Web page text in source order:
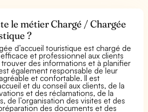
le métier Chargé / Chargée
?
d’accueil touristique est chargé de
et professionnel aux clients
des informations et à planifier
également responsable de leur
et confortable. Il est
et du conseil aux clients, de la
et des réclamations, de la
de l’organisation des visites et des
des documents et des